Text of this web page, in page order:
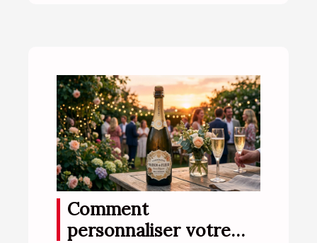
Comment
personnaliser votre